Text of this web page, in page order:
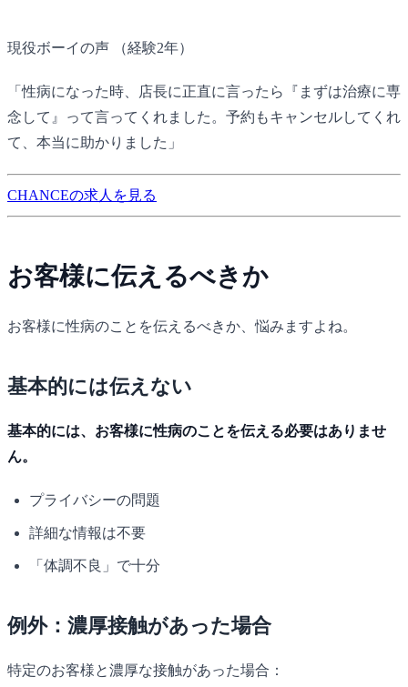
現役ボーイの声 （経験2年）
「性病になった時、店長に正直に言ったら『まずは治療に専
念して』って言ってくれました。予約もキャンセルしてくれ
て、本当に助かりました」
CHANCEの求人を見る
お客様に伝えるべきか
お客様に性病のことを伝えるべきか、悩みますよね。
基本的には伝えない
基本的には、お客様に性病のことを伝える必要はありませ
ん。
プライバシーの問題
詳細な情報は不要
「体調不良」で十分
例外：濃厚接触があった場合
特定のお客様と濃厚な接触があった場合：